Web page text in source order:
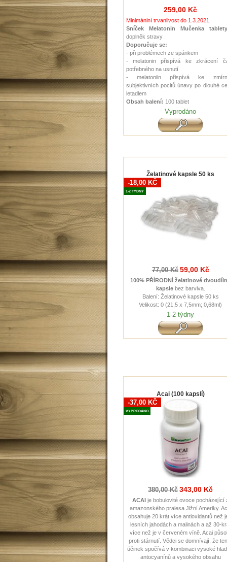
259,00 Kč
Minimánlní trvanlivost do 1.3.2021
Sníček Melatonin Mučenka
doplněk stravy
Doporučuje se:
- při problémech ze spánkem
- melatonin přispívá ke zkrácení
potřebného na usnutí
- melatoniin přispívá ke
subjektivních pocitů únavy po dlouhé
letadlem
Obsah balení: 100 tablet
Vyprodáno
Želatinové kapsle 50 ks
-18,00 KČ
1-2 TÝDNY
77,00 Kč 59,00 Kč
100% PŘÍRODNÍželatinové d
kapslebez barviva.
Balení: Želatinové kapsle 50 ks
Velikost: 0 (21,5 x 7,5mm; 0,68ml)
1-2 týdny
Acai (100 kapslí)
-37,00 KČ
VYPRODÁNO
380,00 Kč 343,00 Kč
ACAI je bobulovité ovoce pocházející
amazonského pralesa Jižní Ameriky.
obsahuje 20 krát více antioxidantů než
lesních jahodách a malinách a až 30-
více než je v červeném víně. Acai
proti stárnutí. Vědci se domnívají, že
účinek spočívá v kombinaci vysoké
antocyanínů a vysokého obsahu